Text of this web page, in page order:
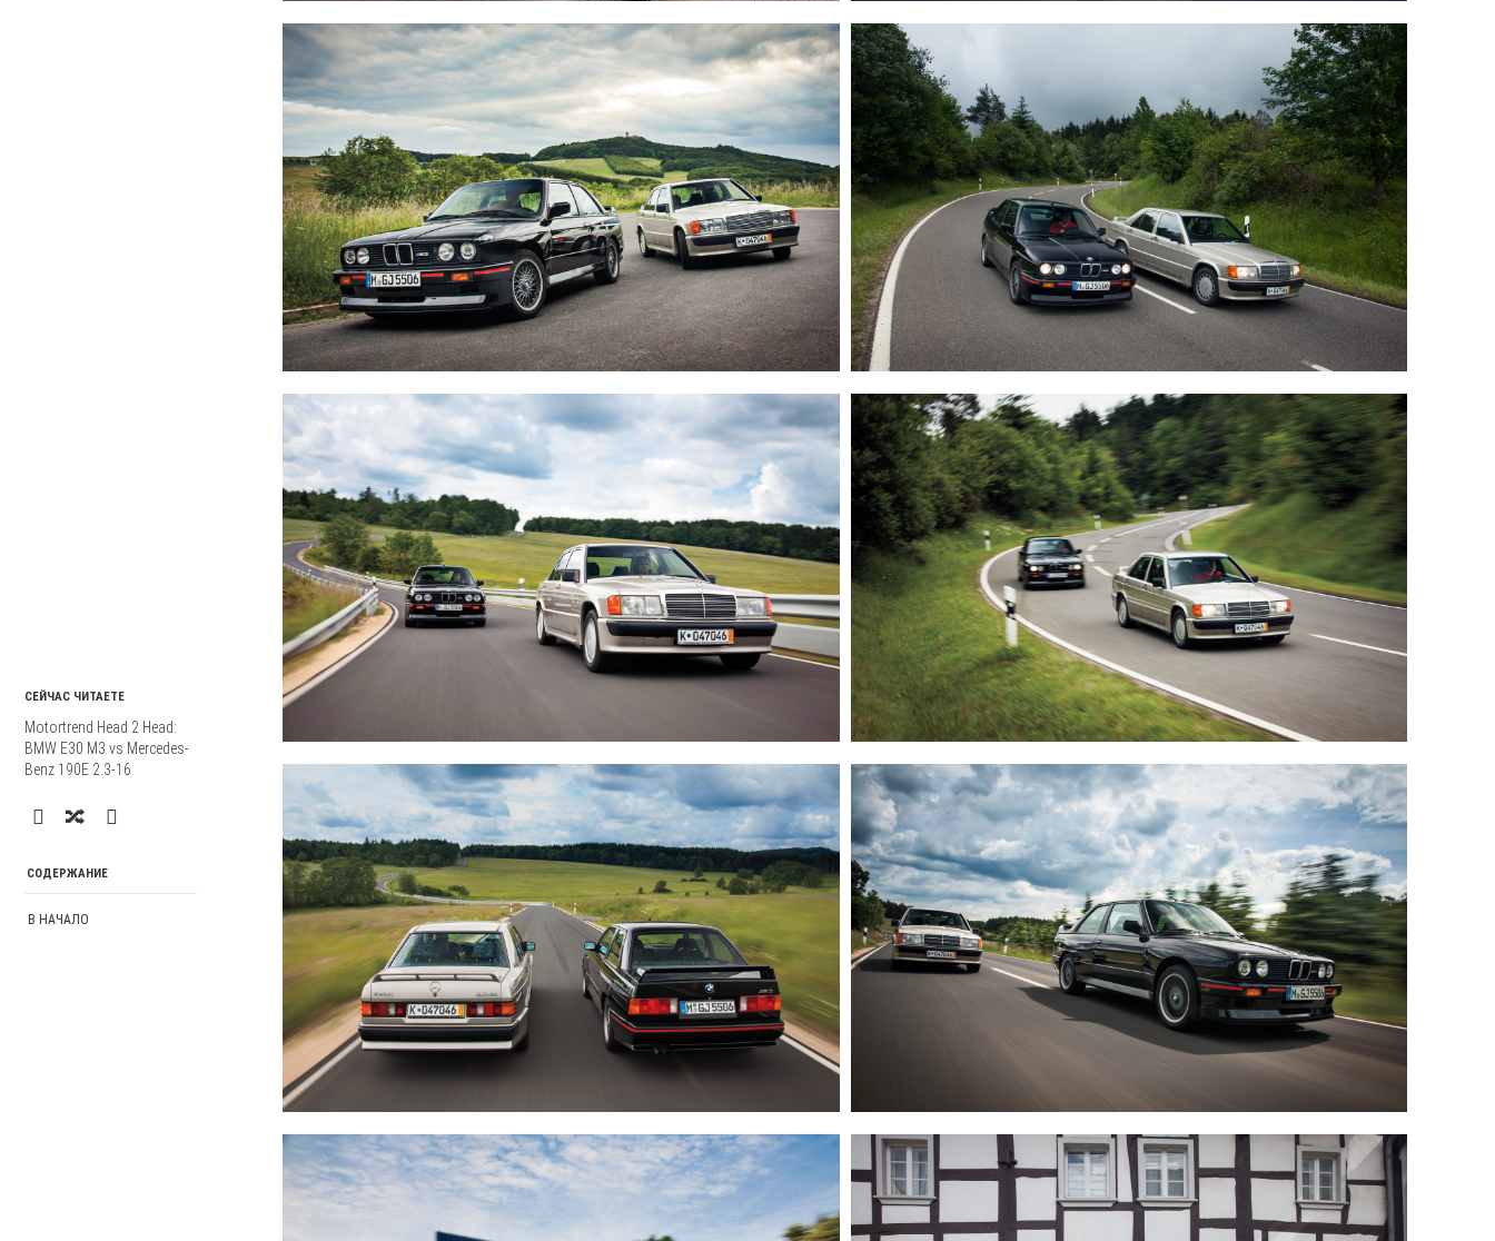
СЕЙЧАС ЧИТАЕТЕ
Motortrend Head 2 Head:
BMW E30 M3 vs Mercedes-
Benz 190E 2.3-16
СОДЕРЖАНИЕ
В НАЧАЛО